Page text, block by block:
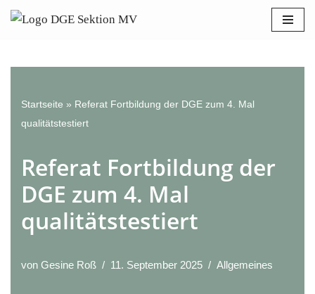
Bitte
beachten
Diese
enthältStartseite » Referat Fortbildung der DGE zum 4. Mal
qualitätstestiert
Referat Fortbildung der
DGE zum 4. Mal
qualitätstestiert
von Gesine Roß 11. September 2025 Allgemeines